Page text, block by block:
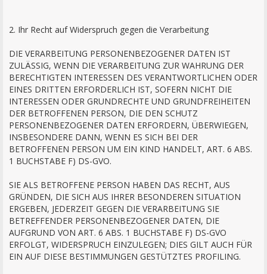
2. Ihr Recht auf Widerspruch gegen die Verarbeitung
DIE VERARBEITUNG PERSONENBEZOGENER DATEN IST
ZULÄSSIG, WENN DIE VERARBEITUNG ZUR WAHRUNG DER
BERECHTIGTEN INTERESSEN DES VERANTWORTLICHEN ODER
EINES DRITTEN ERFORDERLICH IST, SOFERN NICHT DIE
INTERESSEN ODER GRUNDRECHTE UND GRUNDFREIHEITEN
DER BETROFFENEN PERSON, DIE DEN SCHUTZ
PERSONENBEZOGENER DATEN ERFORDERN, ÜBERWIEGEN,
INSBESONDERE DANN, WENN ES SICH BEI DER
BETROFFENEN PERSON UM EIN KIND HANDELT, ART. 6 ABS.
1 BUCHSTABE F) DS-GVO.
SIE ALS BETROFFENE PERSON HABEN DAS RECHT, AUS
GRÜNDEN, DIE SICH AUS IHRER BESONDEREN SITUATION
ERGEBEN, JEDERZEIT GEGEN DIE VERARBEITUNG SIE
BETREFFENDER PERSONENBEZOGENER DATEN, DIE
AUFGRUND VON ART. 6 ABS. 1 BUCHSTABE F) DS-GVO
ERFOLGT, WIDERSPRUCH EINZULEGEN; DIES GILT AUCH FÜR
EIN AUF DIESE BESTIMMUNGEN GESTÜTZTES PROFILING.